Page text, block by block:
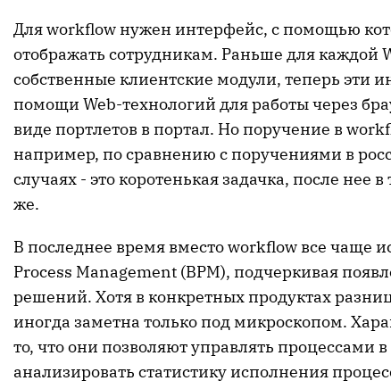
Для workflow нужен интерфейс, с помощью
отображать сотрудникам. Раньше для каждой
собственные клиентские модули, теперь
помощи Web-технологий для работы через
виде портлетов в портал. Но поручение в
например, по сравнению с поручениями в
случаях - это коротенькая задачка, после нее
же.
В последнее время вместо workflow все чаще
Process Management (BPM), подчеркивая
решений. Хотя в конкретных продуктах
иногда заметна только под микроскопом.
то, что они позволяют управлять процессами
анализировать статистику исполнения